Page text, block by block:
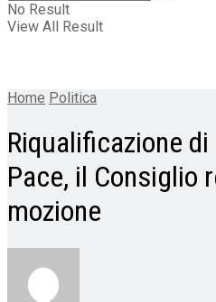
No Result
View All Result
Home Politica
Riqualificazione
Pace, il Consiglio
mozione